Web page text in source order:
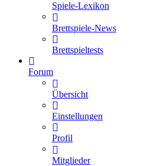
Spiele-Lexikon
Brettspiele-News
Brettspieltests
Forum
Übersicht
Einstellungen
Profil
Mitglieder